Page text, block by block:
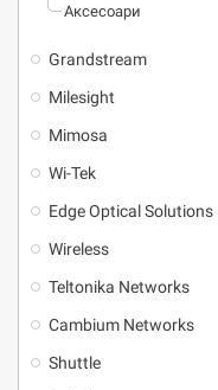
Аксесоари
Grandstream
Milesight
Mimosa
Wi-Tek
Edge Optical Solutions
Wireless
Teltonika Networks
Cambium Networks
Shuttle